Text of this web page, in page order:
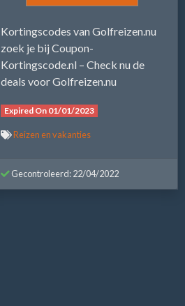
Kortingscodes van Golfreizen.nu
zoek je bij Coupon-
Kortingscode.nl – Check nu de
deals voor Golfreizen.nu
Expired On 01/01/2023
Reizen en vakanties
Gecontroleerd: 22/04/2022